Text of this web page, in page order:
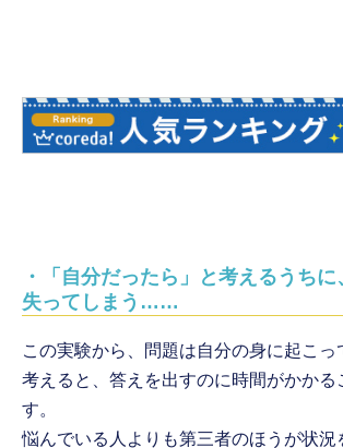
・「自分だったら」と考えるうち
失ってしまう……
この実験から、問題は自分の身に起こっ
考えると、答えを出すのに時間がかかる
す。
悩んでいる人よりも第三者のほうが状況